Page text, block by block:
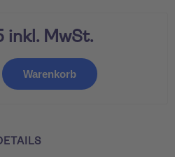
inkl. MwSt.
Warenkorb